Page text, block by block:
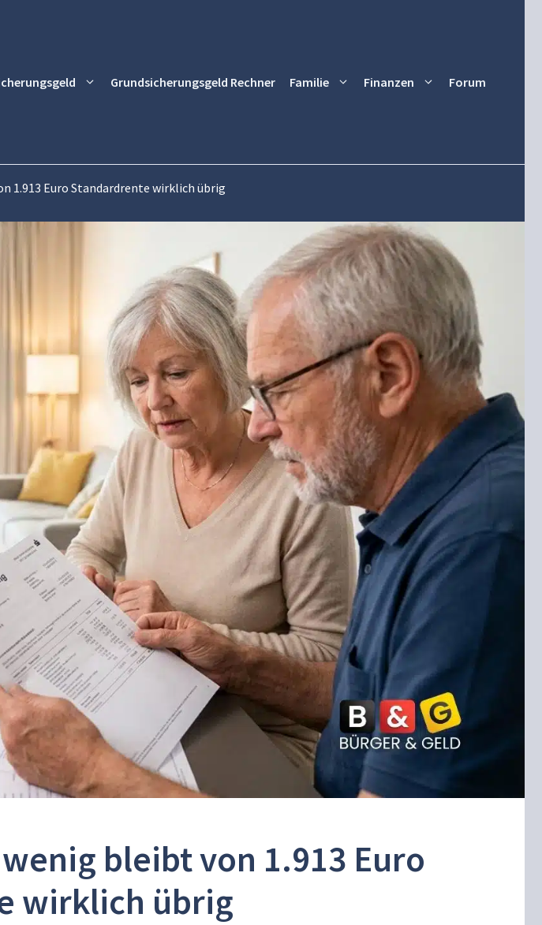
Grundsicherungsgeld Rechner Familie Finanzen Forum
1.913 Euro Standardrente wirklich übrig
bleibt von 1.913 Euro
wirklich übrig